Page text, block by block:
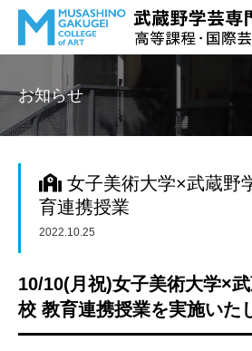
お知らせ
女子美術大学×武蔵野
育連携授業
2022.10.25
10/10(月祝)女子美術大学×
校 教育連携授業を実施いた